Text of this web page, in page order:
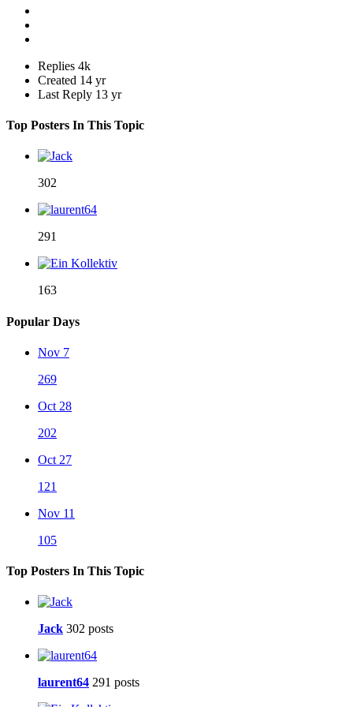
Replies 4k
Created 14 yr
Last Reply 13 yr
Top Posters In This Topic
302
291
163
Popular Days
Nov 7
269
Oct 28
202
Oct 27
121
Nov 11
105
Top Posters In This Topic
Jack 302 posts
laurent64 291 posts